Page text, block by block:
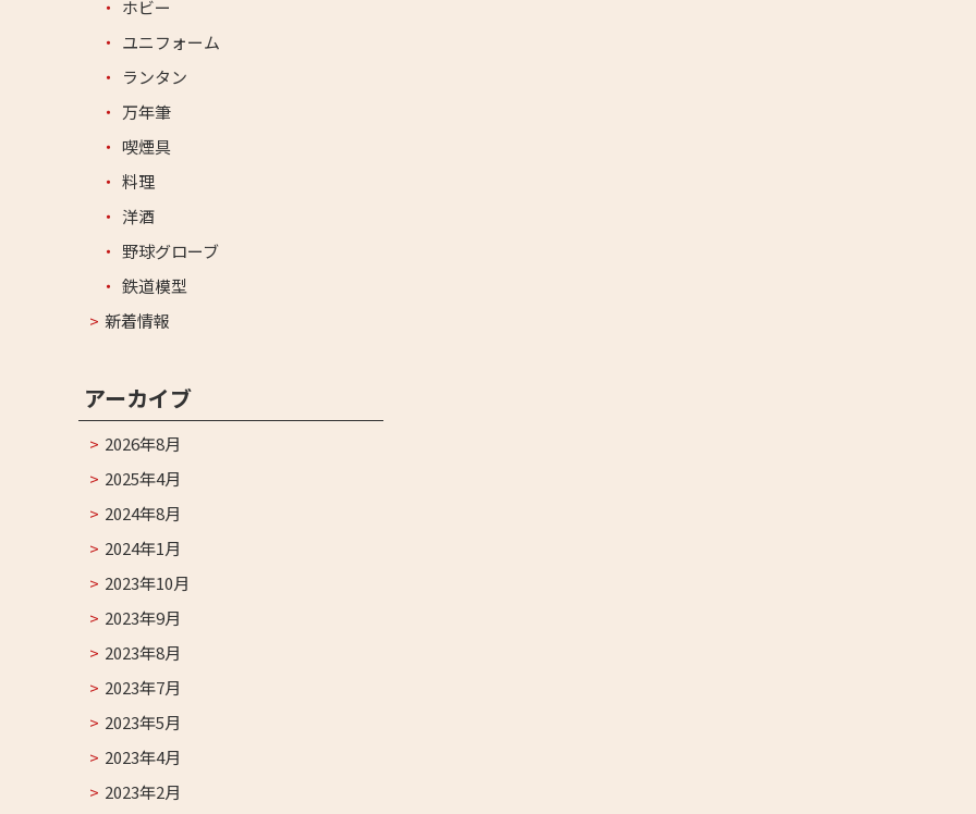
ホビー
ユニフォーム
ランタン
万年筆
喫煙具
料理
洋酒
野球グローブ
鉄道模型
新着情報
アーカイブ
2026年8月
2025年4月
2024年8月
2024年1月
2023年10月
2023年9月
2023年8月
2023年7月
2023年5月
2023年4月
2023年2月